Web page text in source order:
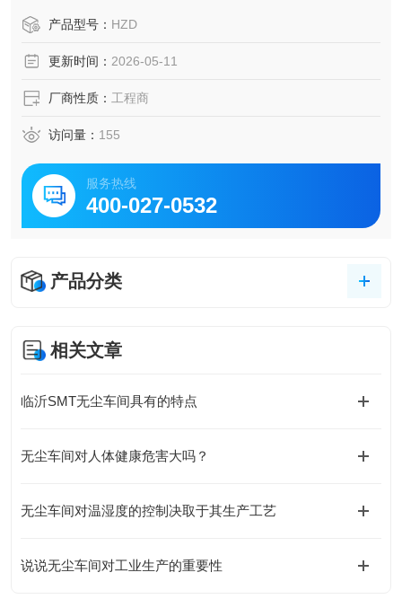
产品型号： HZD
更新时间： 2026-05-11
厂商性质： 工程商
访问量： 155
服务热线
400-027-0532
产品分类
相关文章
临沂SMT无尘车间具有的特点
无尘车间对人体健康危害大吗？
无尘车间对温湿度的控制决取于其生产工艺
说说无尘车间对工业生产的重要性